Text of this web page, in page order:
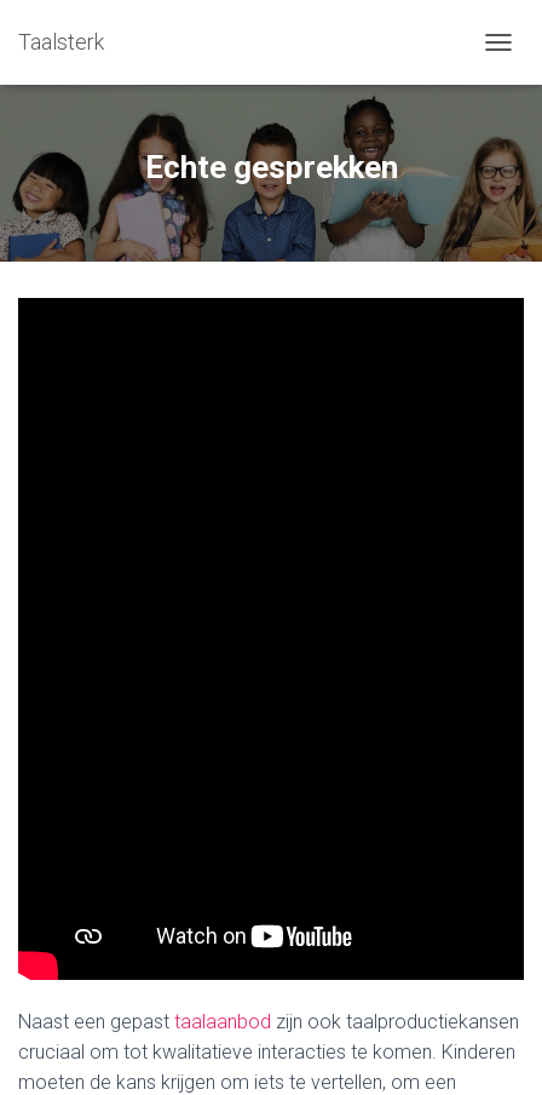
Taalsterk
Echte gesprekken
Naast een gepast taalaanbod zijn ook taalproductiekansen
cruciaal om tot kwalitatieve interacties te komen. Kinderen
moeten de kans krijgen om iets te vertellen, om een